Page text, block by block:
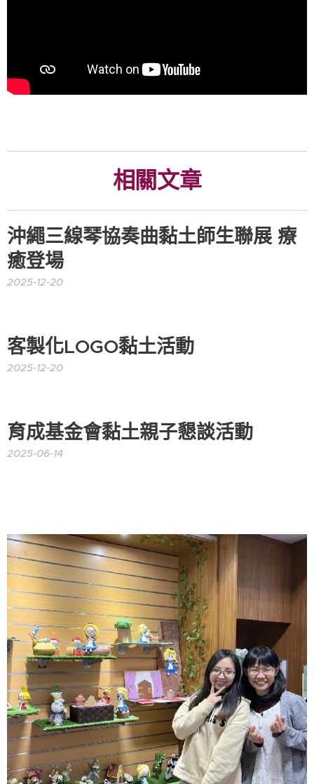
相關文章
沖繩三線琴協奏曲黏土師生聯展 療
癒登場
2025-12-20
客製化LOGO黏土活動
2025-12-20
育成基金會黏土親子懇談活動
2025-06-14